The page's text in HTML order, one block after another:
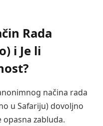
Rada
i Je li
načina rada
u Safariju) dovoljno
zabluda.